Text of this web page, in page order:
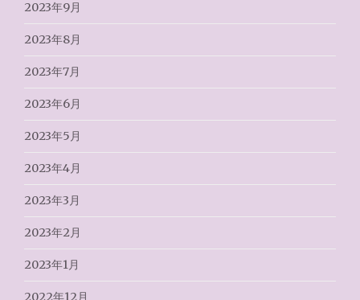
2023年9月
2023年8月
2023年7月
2023年6月
2023年5月
2023年4月
2023年3月
2023年2月
2023年1月